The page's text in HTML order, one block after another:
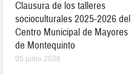
Clausura de los talleres
socioculturales 2025-2026 del
Centro Municipal de Mayores
de Montequinto
05 junio 2026